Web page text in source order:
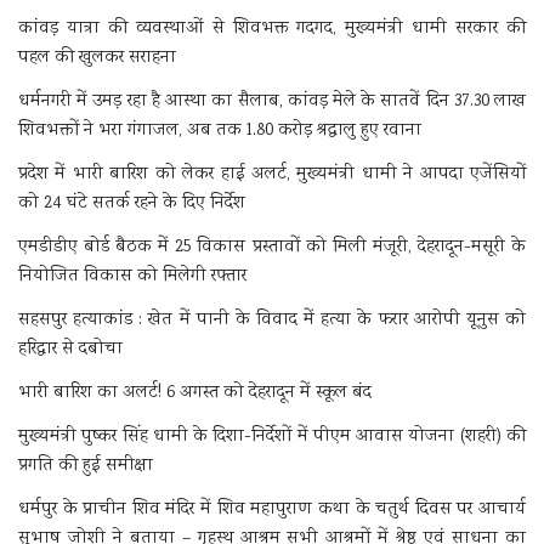
कांवड़ यात्रा की व्यवस्थाओं से शिवभक्त गदगद, मुख्यमंत्री धामी सरकार की
पहल की खुलकर सराहना
धर्मनगरी में उमड़ रहा है आस्था का सैलाब, कांवड़ मेले के सातवें दिन 37.30 लाख
शिवभक्तों ने भरा गंगाजल, अब तक 1.80 करोड़ श्रद्धालु हुए रवाना
प्रदेश में भारी बारिश को लेकर हाई अलर्ट, मुख्यमंत्री धामी ने आपदा एजेंसियों
को 24 घंटे सतर्क रहने के दिए निर्देश
एमडीडीए बोर्ड बैठक में 25 विकास प्रस्तावों को मिली मंजूरी, देहरादून-मसूरी के
नियोजित विकास को मिलेगी रफ्तार
सहसपुर हत्याकांड : खेत में पानी के विवाद में हत्या के फरार आरोपी यूनुस को
हरिद्वार से दबोचा
भारी बारिश का अलर्ट! 6 अगस्त को देहरादून में स्कूल बंद
मुख्यमंत्री पुष्कर सिंह धामी के दिशा-निर्देशों में पीएम आवास योजना (शहरी) की
प्रगति की हुई समीक्षा
धर्मपुर के प्राचीन शिव मंदिर में शिव महापुराण कथा के चतुर्थ दिवस पर आचार्य